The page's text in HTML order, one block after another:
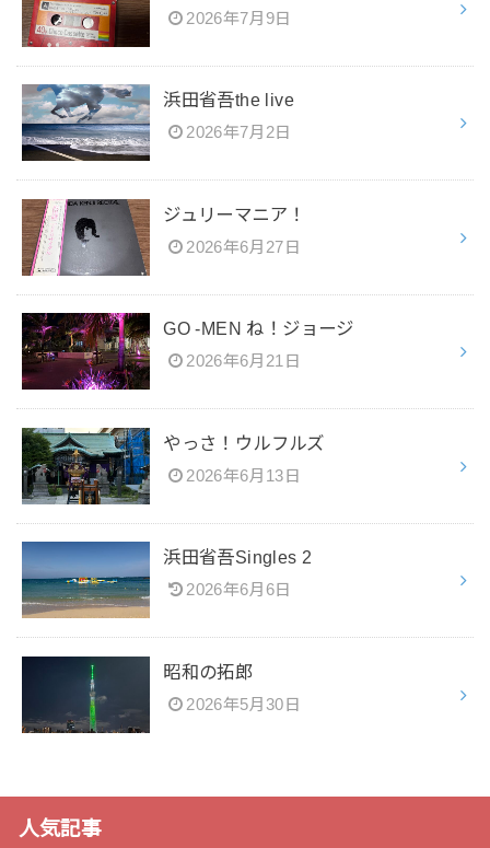
2026年7月9日
浜田省吾the live
2026年7月2日
ジュリーマニア！
2026年6月27日
GO -MEN ね！ジョージ
2026年6月21日
やっさ！ウルフルズ
2026年6月13日
浜田省吾Singles 2
2026年6月6日
昭和の拓郎
2026年5月30日
人気記事